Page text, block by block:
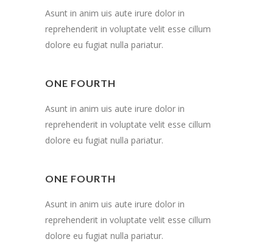
Asunt in anim uis aute irure dolor in
reprehenderit in voluptate velit esse cillum
dolore eu fugiat nulla pariatur.
ONE FOURTH
Asunt in anim uis aute irure dolor in
reprehenderit in voluptate velit esse cillum
dolore eu fugiat nulla pariatur.
ONE FOURTH
Asunt in anim uis aute irure dolor in
reprehenderit in voluptate velit esse cillum
dolore eu fugiat nulla pariatur.